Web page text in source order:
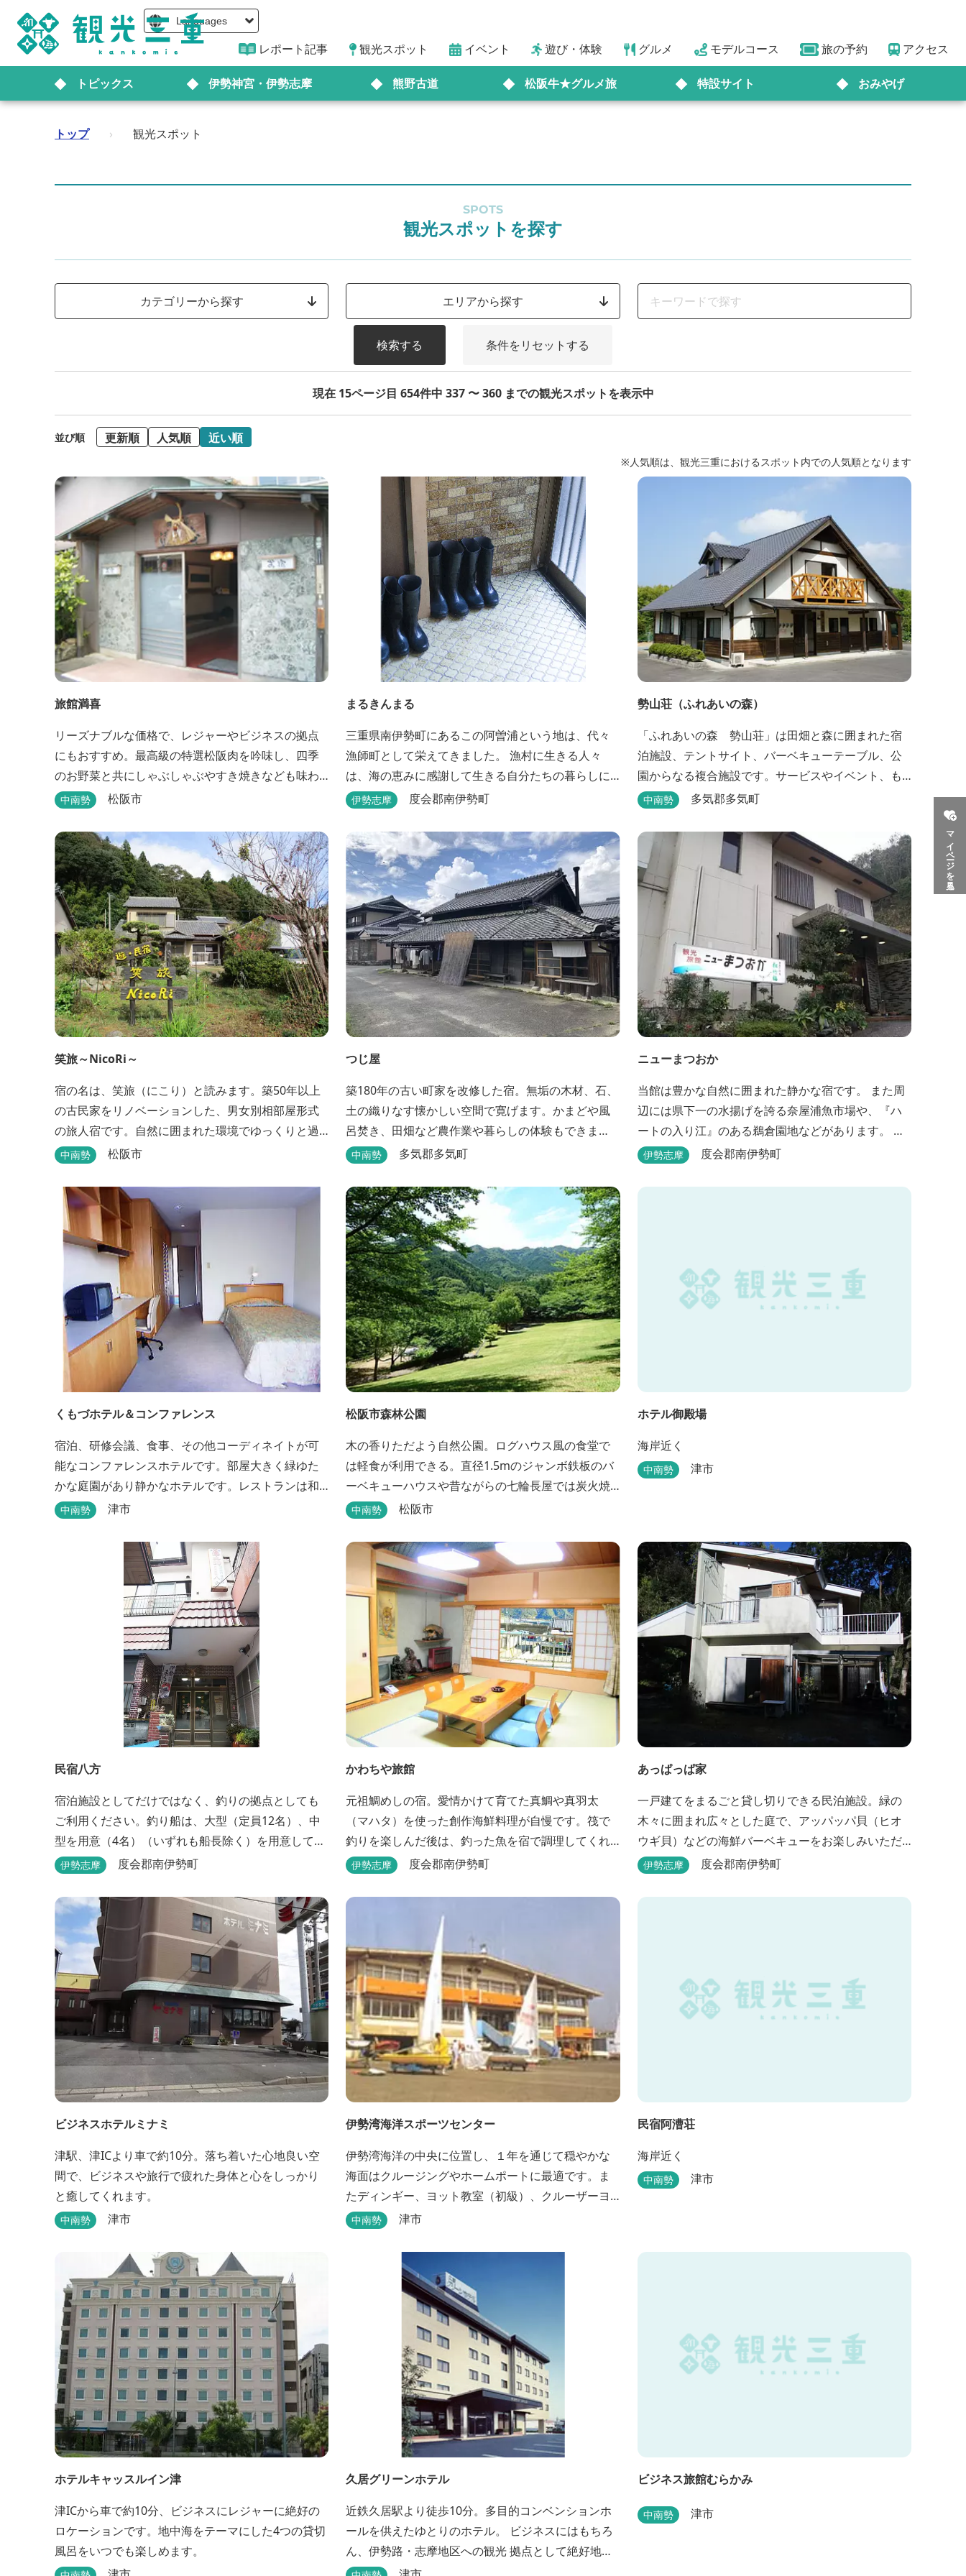
Languages
レポート記事 観光スポット イベント 遊び・体験 グルメ モデルコース 旅の予約 アクセス
トピックス 伊勢神宮・伊勢志摩 熊野古道 松阪牛★グルメ旅 特設サイト おみやげ
マイページを見る
トップ › 観光スポット
SPOTS
観光スポットを探す
カテゴリーから探す エリアから探す
検索する 条件をリセットする
現在 15ページ目 654件中 337 〜 360 までの観光スポットを表示中
並び順 更新順 人気順 近い順
※人気順は、観光三重におけるスポット内での人気順となります
旅館満喜
リーズナブルな価格で、レジャーやビジネスの拠点
にもおすすめ。最高級の特選松阪肉を吟味し、四季
のお野菜と共にしゃぶしゃぶやすき焼きなども味わ
えます。
中南勢 松阪市
まるきんまる
三重県南伊勢町にあるこの阿曽浦という地は、代々
漁師町として栄えてきました。 漁村に生きる人々
は、海の恵みに感謝して生きる自分たちの暮らしに
誇りをもっています。 海の上で働く漁師として、自
にゲストハウスを始めました。 当ゲストハウスは一
棟貸しです。 二階建ての一軒家とウッドデッキ、 屋
外リビングでゆったり過ごしていただけます。
伊勢志摩 度会郡南伊勢町
勢山荘（ふれあいの森）
「ふれあいの森 勢山荘」は田畑と森に囲まれた宿
泊施設、テントサイト、バーベキューテーブル、公
園からなる複合施設です。サービスやイベント、も
のづくり等を通して農村地域の持つポテンシャルを
息し、初夏にはホタルが飛び交う「メダカ池」や、
約９０００本のあじさいが植えられた「あじさいの
小径」を散策し、遠い昔に過ごした懐かしい田舎に
タイムスリップしてみま...
中南勢 多気郡多気町
笑旅～NicoRi～
宿の名は、笑旅（にこり）と読みます。築50年以上
の古民家をリノベーションした、男女別相部屋形式
の旅人宿です。自然に囲まれた環境でゆっくりと過
ごすことができます。
中南勢 松阪市
つじ屋
築180年の古い町家を改修した宿。無垢の木材、石、
土の織りなす懐かしい空間で寛げます。かまどや風
呂焚き、田畑など農作業や暮らしの体験もできま
す。
中南勢 多気郡多気町
ニューまつおか
当館は豊かな自然に囲まれた静かな宿です。 また周
辺には県下一の水揚げを誇る奈屋浦魚市場や、『ハ
ートの入り江』のある鵜倉園地などがあります。 ジ
ェット風呂で旅の疲れを癒し、新鮮な海の幸をどう
と・・くつろぎの時間がここにあります。
伊勢志摩 度会郡南伊勢町
くもづホテル＆コンファレンス
宿泊、研修会議、食事、その他コーディネイトが可
能なコンファレンスホテルです。部屋大きく緑ゆた
かな庭園があり静かなホテルです。レストランは和
洋とも対応可能で、特にフランス料理（フルコー
中南勢 津市
松阪市森林公園
木の香りただよう自然公園。ログハウス風の食堂で
は軽食が利用できる。直径1.5mのジャンボ鉄板のバ
ーベキューハウスや昔ながらの七輪長屋では炭火焼
きでBBQが楽しめる。キャンプ場としても人気で、
ローや5タイプのテントサイトがある。展望台からは
市街が一望できる。また桜の時期は、多くの人々で
にぎわう。 バーベキューの食材は持ち込みOK！あら
かじめご...
中南勢 松阪市
ホテル御殿場
海岸近く
中南勢 津市
民宿八方
宿泊施設としてだけではなく、釣りの拠点としても
ご利用ください。釣り船は、大型（定員12名）、中
型を用意（4名）（いずれも船長除く）を用意してお
ります。鯛、黒鯛、ハマチ、ブリ、イカ等、お客様
から、徒歩2分です。
伊勢志摩 度会郡南伊勢町
かわちや旅館
元祖鯛めしの宿。愛情かけて育てた真鯛や真羽太
（マハタ）を使った創作海鮮料理が自慢です。筏で
釣りを楽しんだ後は、釣った魚を宿で調理してくれ
ます。
伊勢志摩 度会郡南伊勢町
あっぱっぱ家
一戸建てをまるごと貸し切りできる民泊施設。緑の
木々に囲まれ広々とした庭で、アッパッパ貝（ヒオ
ウギ貝）などの海鮮バーベキューをお楽しみいただ
けます。
伊勢志摩 度会郡南伊勢町
ビジネスホテルミナミ
津駅、津ICより車で約10分。落ち着いた心地良い空
間で、ビジネスや旅行で疲れた身体と心をしっかり
と癒してくれます。
中南勢 津市
伊勢湾海洋スポーツセンター
伊勢湾海洋の中央に位置し、１年を通じて穏やかな
海面はクルージングやホームポートに最適です。ま
たディンギー、ヨット教室（初級）、クルーザーヨ
ット教室、それに四級ボート免許教室などが開催さ
中南勢 津市
民宿阿漕荘
海岸近く
中南勢 津市
ホテルキャッスルイン津
津ICから車で約10分、ビジネスにレジャーに絶好の
ロケーションです。地中海をテーマにした4つの貸切
風呂をいつでも楽しめます。
久居グリーンホテル
近鉄久居駅より徒歩10分。多目的コンベンションホ
ールを供えたゆとりのホテル。 ビジネスにはもちろ
ん、伊勢路・志摩地区への観光 拠点として絶好地。
安心して宿泊できる快適で清潔な客室にサービスも
ビジネス旅館むらかみ
中南勢 津市